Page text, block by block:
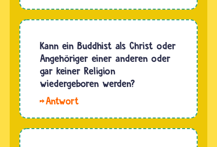
gibt
Vorstellung
davon, in
welche
konkrete
Gestalt
hinein ein
Lebewesen
wiedergeboren
Kann ein Buddhist als Christ oder
Angehöriger einer anderen oder
gar keiner Religion
wiedergeboren werden?
Buddhistinnen